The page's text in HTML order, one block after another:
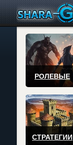
РОЛЕВЫЕ
СТРАТЕГИИ